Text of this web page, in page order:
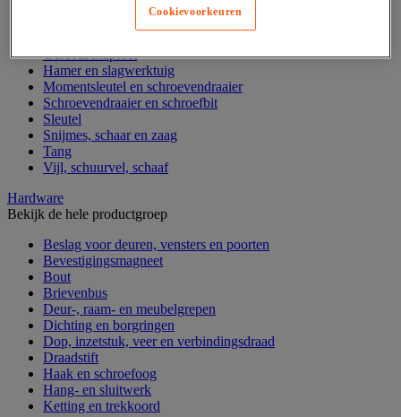
Gereedschapsset
Hamer en slagwerktuig
Momentsleutel en schroevendraaier
Schroevendraaier en schroefbit
Sleutel
Snijmes, schaar en zaag
Tang
Vijl, schuurvel, schaaf
Hardware
Bekijk de hele productgroep
Beslag voor deuren, vensters en poorten
Bevestigingsmagneet
Bout
Brievenbus
Deur-, raam- en meubelgrepen
Dichting en borgringen
Dop, inzetstuk, veer en verbindingsdraad
Draadstift
Haak en schroefoog
Hang- en sluitwerk
Ketting en trekkoord
Cookievoorkeuren